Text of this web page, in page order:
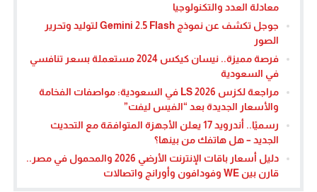
معادلة العدد والتكنولوجيا
جوجل تكشف عن نموذج Gemini 2.5 Flash لتوليد وتحرير
الصور
فرصة مميزة.. نيسان كيكس 2024 مستعملة بسعر تنافسي
في السعودية
مراجعة لكزس LS 2026 في السعودية: مواصفات الفخامة
والأسعار الجديدة بعد “الفيس ليفت”
رسميًا.. أندرويد 17 يعلن الأجهزة المتوافقة مع التحديث
الجديد – هل هاتفك من بينها؟
دليل أسعار باقات الإنترنت الأرضي 2026 والمحمول في مصر..
قارن بين WE وفودافون وأورانج واتصالات